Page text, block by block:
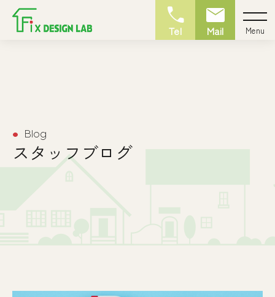
call
Tel
mail
Mail Menu
circle Blog
スタッフブログ